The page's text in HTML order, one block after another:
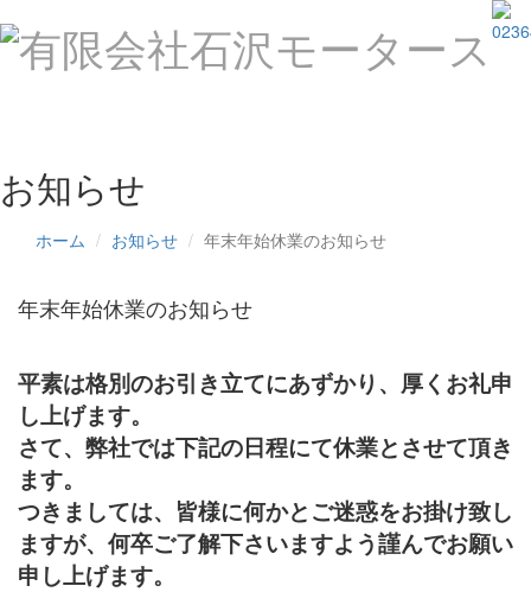
お知らせ
ホーム お知らせ 年末年始休業のお知らせ
年末年始休業のお知らせ
平素は格別のお引き立てにあずかり、厚くお礼申
し上げます。
さて、弊社では下記の日程にて休業とさせて頂き
ます。
つきましては、皆様に何かとご迷惑をお掛け致し
ますが、何卒ご了解下さいますよう謹んでお願い
申し上げます。